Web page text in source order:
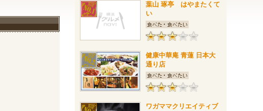
葉山 琢亭 はやまたくて
い
健康中華庵 青蓮 日本大
通り店
ワガママクリエイティブ